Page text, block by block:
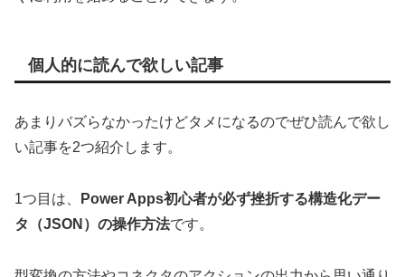
個人的に読んで欲しい記事
あまりバズらなかったけどタメになるのでぜひ読んで欲し
い記事を2つ紹介します。
1つ目は、
Power Apps初心者が必ず挫折する構造化デー
タ（JSON）の操作方法です。